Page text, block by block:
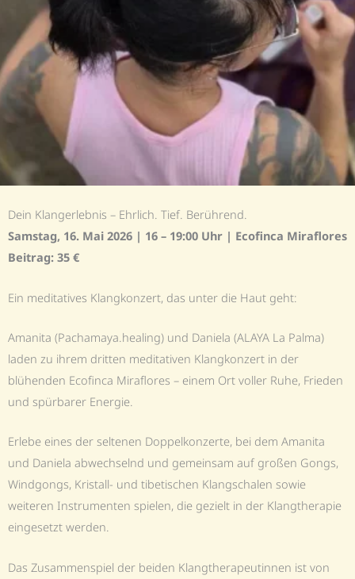
Dein Klangerlebnis – Ehrlich. Tief. Berührend.
Samstag, 16. Mai 2026 | 16 – 19:00 Uhr | Ecofinca Miraflores
Beitrag: 35 €
Ein meditatives Klangkonzert, das unter die Haut geht:
Amanita (Pachamaya.healing) und Daniela (ALAYA La Palma)
laden zu ihrem dritten meditativen Klangkonzert in der
blühenden Ecofinca Miraflores – einem Ort voller Ruhe, Frieden
und spürbarer Energie.
Erlebe eines der seltenen Doppelkonzerte, bei dem Amanita
und Daniela abwechselnd und gemeinsam auf großen Gongs,
Windgongs, Kristall- und tibetischen Klangschalen sowie
weiteren Instrumenten spielen, die gezielt in der Klangtherapie
eingesetzt werden.
Das Zusammenspiel der beiden Klangtherapeutinnen ist von